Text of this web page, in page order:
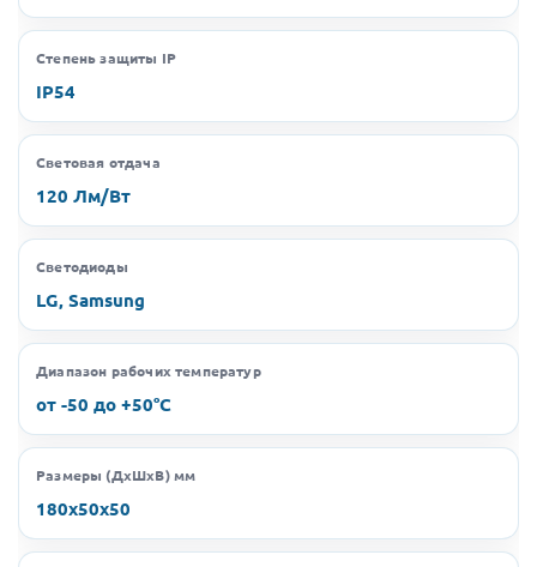
Степень защиты IP
IP54
Световая отдача
120 Лм/Вт
Светодиоды
LG, Samsung
Диапазон рабочих температур
от -50 до +50°C
Размеры (ДхШхВ) мм
180х50х50